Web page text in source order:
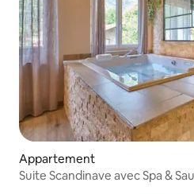
Appartement
Suite Scandinave avec Spa &